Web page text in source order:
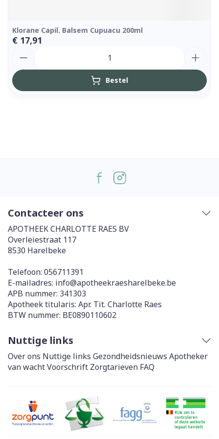
Klorane Capil. Balsem Cupuacu 200ml
€ 17,91
Bestel
Contacteer ons
APOTHEEK CHARLOTTE RAES BV
Overleiestraat 117
8530 Harelbeke
Telefoon: 056711391
E-mailadres: info@apotheekraesharelbeke.be
APB nummer: 341303
Apotheek titularis: Apr. Tit. Charlotte Raes
BTW nummer: BE0890110602
Nuttige links
Over ons Nuttige links Gezondheidsnieuws Apotheker
van wachtVoorschrift Zorgtarieven FAQ